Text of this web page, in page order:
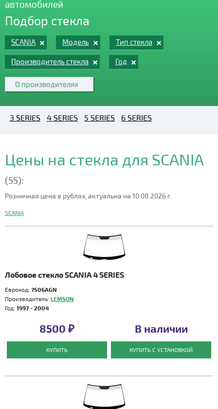
автомобилей
Подбор стекла
SCANIA Модель Тип стекла
Производитель стекла Год
О производителях
3 SERIES 4 SERIES 5 SERIES 6 SERIES
Цены на стекла для SCANIA
(55):
Розничная цена в рублях, актуальна на 10.08.2026 г.
SCANIA
Лобовое стекло SCANIA 4 SERIES
Еврокод: 7506AGN
Производитель: LEMSON
Год: 1997 - 2004
8500 ₽
КУПИТЬ
В наличии
КУПИТЬ С УСТАНОВКОЙ